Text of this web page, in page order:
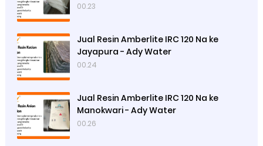
00.23
Jual Resin Amberlite IRC 120 Na ke
Jayapura - Ady Water
00.24
Jual Resin Amberlite IRC 120 Na ke
Manokwari - Ady Water
00.26